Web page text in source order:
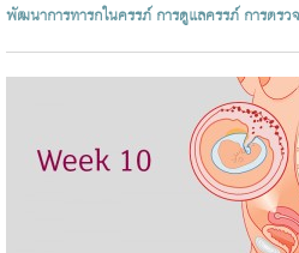
ตรงขึ้น จมูกและขากร...
พัฒนาการทารกในครรภ์ การดูแลครรภ์ การตรว